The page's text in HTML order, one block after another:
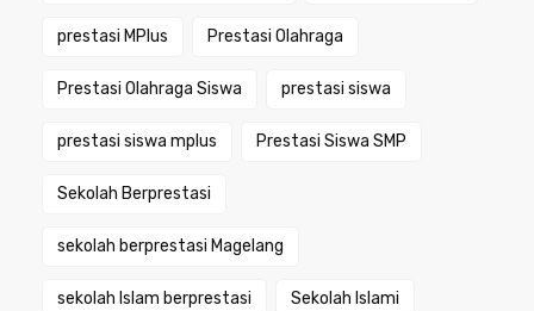
prestasi MPlus Prestasi Olahraga
Prestasi Olahraga Siswa prestasi siswa
prestasi siswa mplus Prestasi Siswa SMP
Sekolah Berprestasi
sekolah berprestasi Magelang
sekolah Islam berprestasi Sekolah Islami